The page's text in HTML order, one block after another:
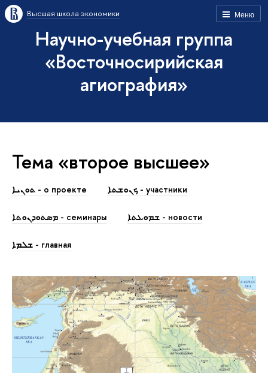
Меню
Высшая школа экономики
Научно-учебная группа
«Восточносирийская
агиография»
Тема «второе высшее»
ܬܘܢܝܐ - о проекте ܟܢܘܫܬܐ - участники
ܡܣܬܘܕܢܘܬܐ - семинары ܫܡܘܥܬܐ - новости
ܫܠܡܐ - главная